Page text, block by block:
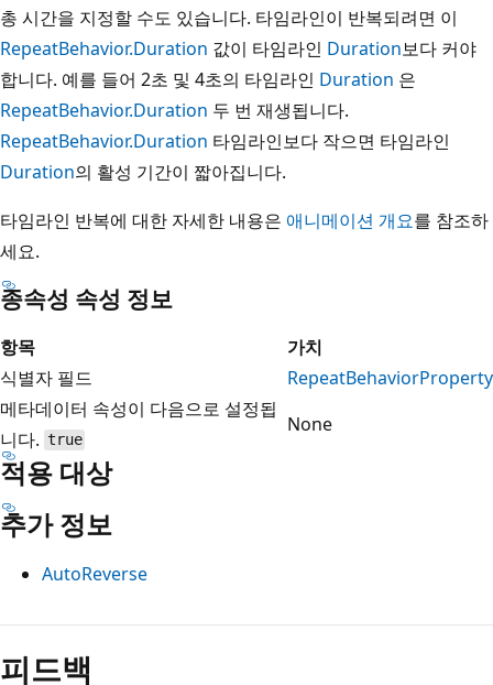
총 시간을 지정할 수도 있습니다. 타임라인이 반복되려면 이
RepeatBehavior.Duration 값이 타임라인 Duration보다 커야
합니다. 예를 들어 2초 및 4초의 타임라인 Duration 은
RepeatBehavior.Duration 두 번 재생됩니다.
RepeatBehavior.Duration 타임라인보다 작으면 타임라인
Duration의 활성 기간이 짧아집니다.
타임라인 반복에 대한 자세한 내용은 애니메이션 개요를 참조하
세요.
종속성 속성 정보
항목
가치
식별자 필드
RepeatBehaviorProperty
메타데이터 속성이 다음으로 설정됩
니다. true
None
적용 대상
추가 정보
AutoReverse
읽
피드백